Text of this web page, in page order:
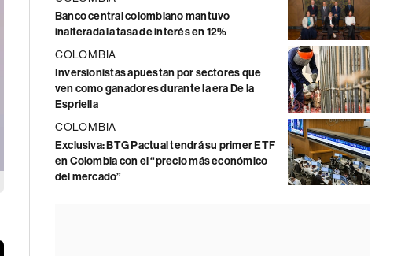
Banco central colombiano mantuvo
inalterada la tasa de interés en 12%
COLOMBIA
Inversionistas apuestan por sectores que
ven como ganadores durante la era De la
Espriella
COLOMBIA
Exclusiva: BTG Pactual tendrá su primer ETF
en Colombia con el “precio más económico
del mercado”